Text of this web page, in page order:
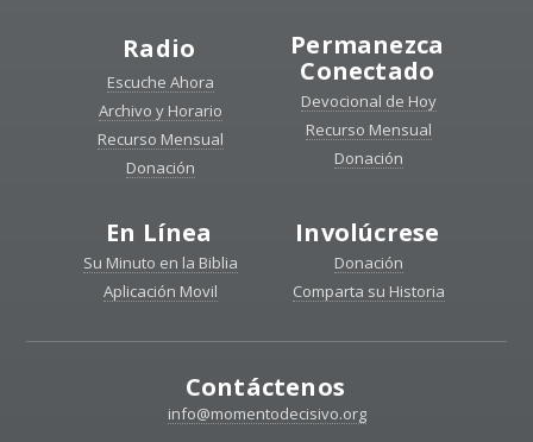
Radio
Escuche Ahora
Archivo y Horario
Recurso Mensual
Donación
Permanezca
Conectado
Devocional de Hoy
Recurso Mensual
Donación
En Línea
Su Minuto en la Biblia
Aplicación Movil
Involúcrese
Donación
Comparta su Historia
Contáctenos
info@momentodecisivo.org